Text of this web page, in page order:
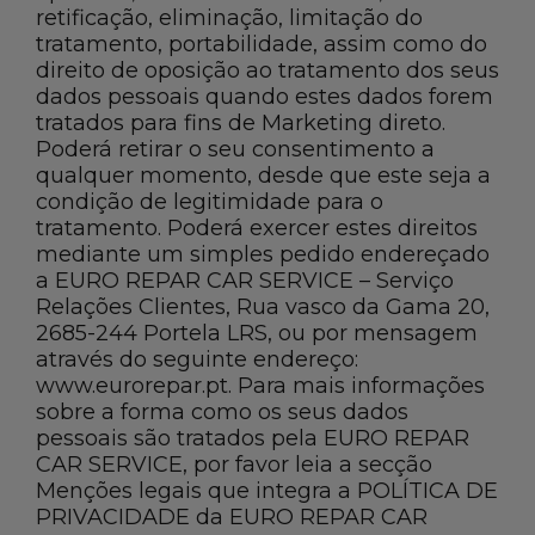
retificação, eliminação, limitação do
tratamento, portabilidade, assim como do
direito de oposição ao tratamento dos seus
dados pessoais quando estes dados forem
tratados para fins de Marketing direto.
Poderá retirar o seu consentimento a
qualquer momento, desde que este seja a
condição de legitimidade para o
tratamento. Poderá exercer estes direitos
mediante um simples pedido endereçado
a EURO REPAR CAR SERVICE – Serviço
Relações Clientes, Rua vasco da Gama 20,
2685-244 Portela LRS, ou por mensagem
através do seguinte endereço:
www.eurorepar.pt. Para mais informações
sobre a forma como os seus dados
pessoais são tratados pela EURO REPAR
CAR SERVICE, por favor leia a secção
Menções legais que integra a POLÍTICA DE
PRIVACIDADE da EURO REPAR CAR